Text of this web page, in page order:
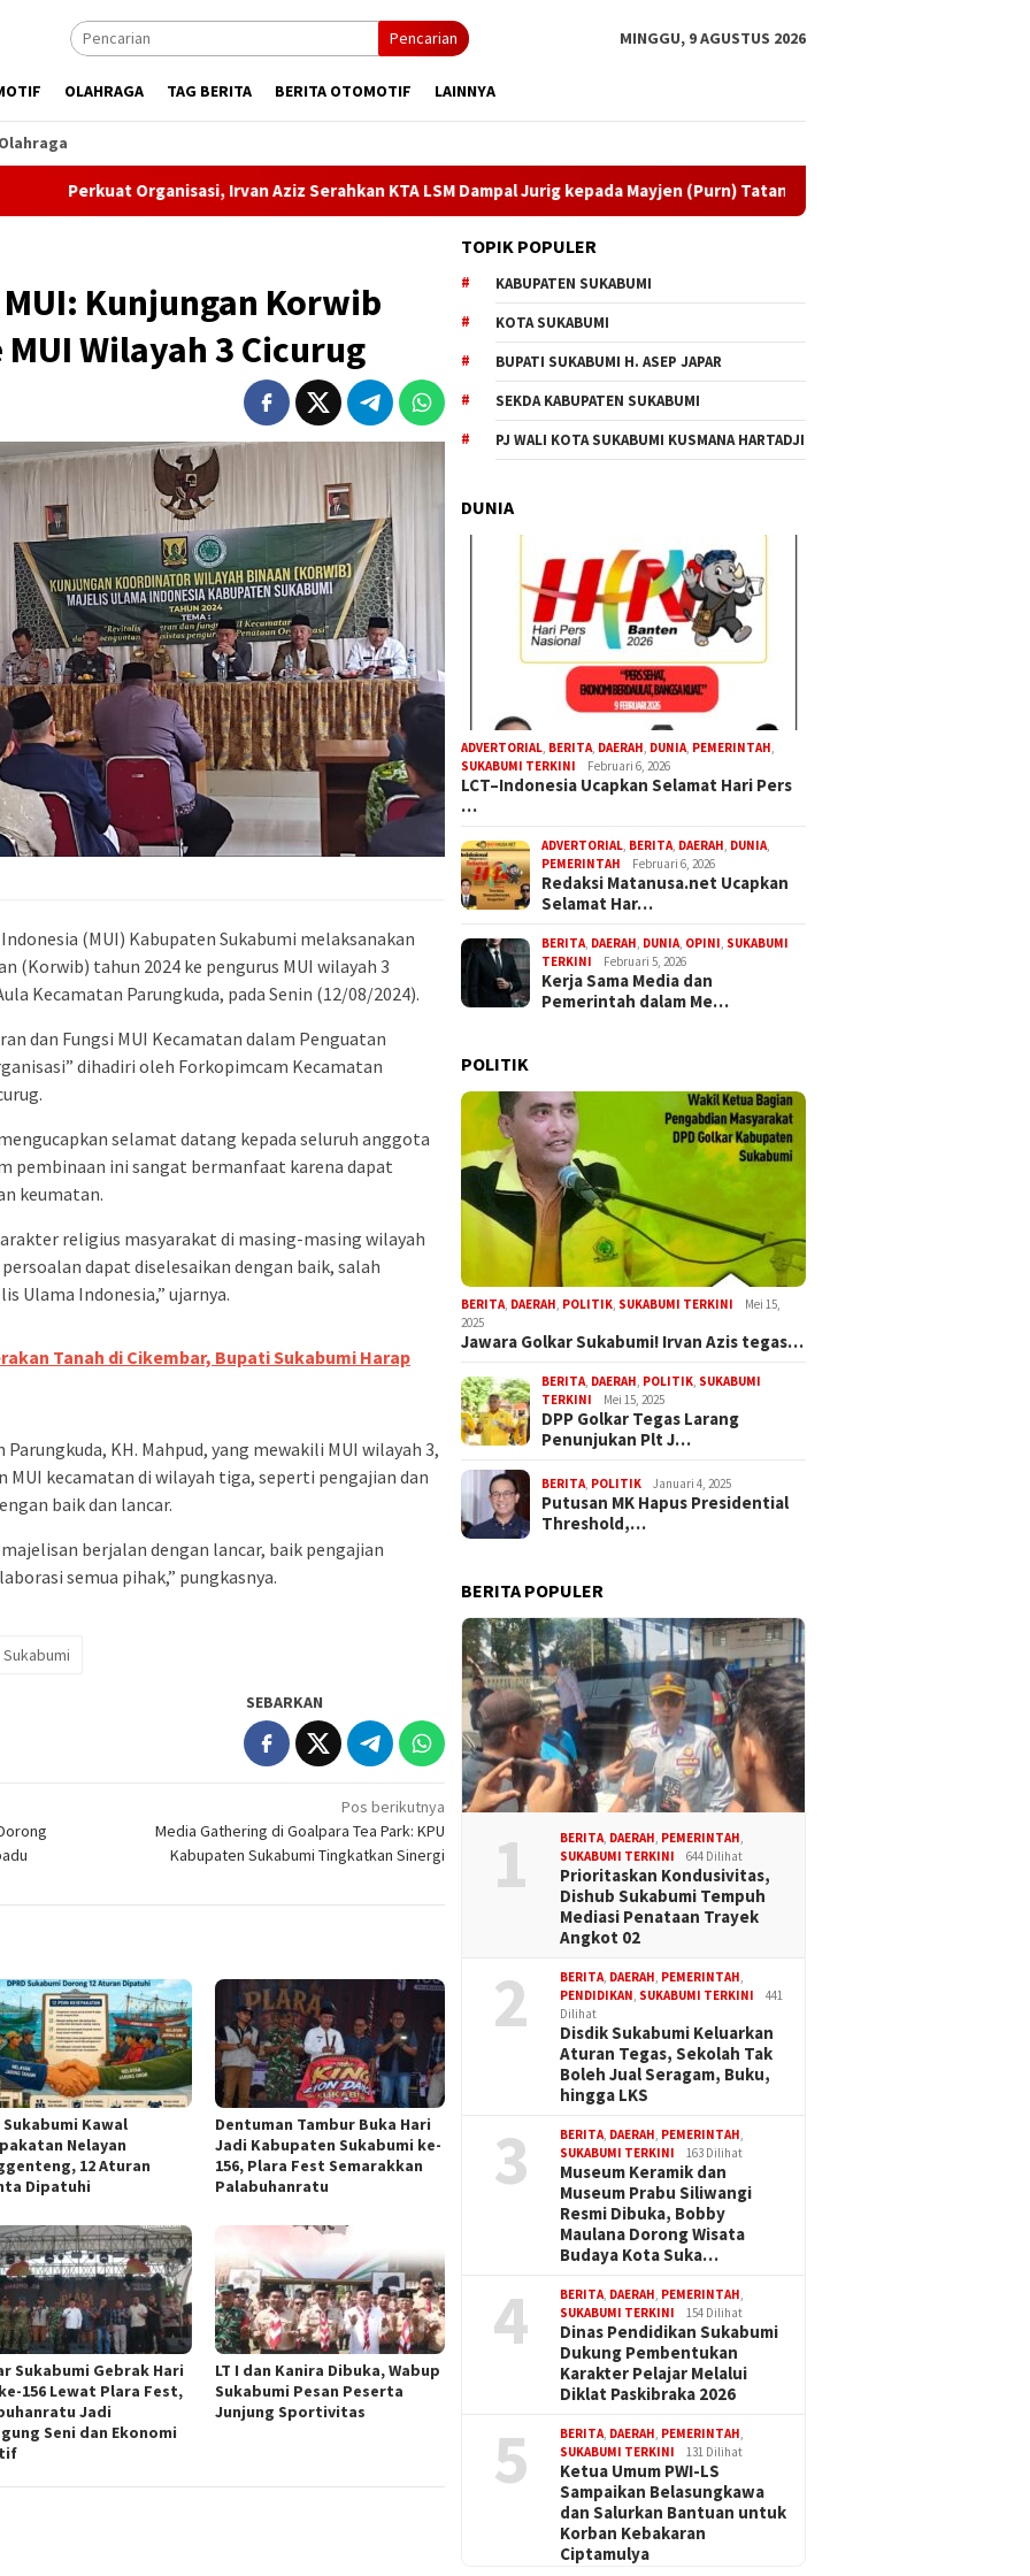
Pencarian MINGGU, 9 AGUSTUS 2026
OLAHRAGA TAG BERITA BERITA OTOMOTIF LAINNYA
Organisasi, Irvan Aziz Serahkan KTA LSM Dampal Jurig kepada Mayjen (Purn) Tatang Zaenudin
Kunjungan Korwib
Wilayah 3 Cicurug
(MUI) Kabupaten Sukabumi melaksanakan
(Korwib) tahun 2024 ke pengurus MUI wilayah 3
Kecamatan Parungkuda, pada Senin (12/08/2024).
dan Fungsi MUI Kecamatan dalam Penguatan
dihadiri oleh Forkopimcam Kecamatan
selamat datang kepada seluruh anggota
pembinaan ini sangat bermanfaat karena dapat
keumatan.
religius masyarakat di masing-masing wilayah
dapat diselesaikan dengan baik, salah
Ulama Indonesia,” ujarnya.
Tanah di Cikembar, Bupati Sukabumi Harap
KH. Mahpud, yang mewakili MUI wilayah 3,
kecamatan di wilayah tiga, seperti pengajian dan
baik dan lancar.
berjalan dengan lancar, baik pengajian
semua pihak,” pungkasnya.
SEBARKAN
Pos berikutnya
Media Gathering di Goalpara Tea Park: KPU
Kabupaten Sukabumi Tingkatkan Sinergi
Kawal
Nelayan
12 Aturan
Dipatuhi
Dentuman Tambur Buka Hari
Jadi Kabupaten Sukabumi ke-
156, Plara Fest Semarakkan
Palabuhanratu
Sukabumi Gebrak Hari
156 Lewat Plara Fest,
Jadi
Seni dan Ekonomi
LT I dan Kanira Dibuka, Wabup
Sukabumi Pesan Peserta
Junjung Sportivitas
TOPIK POPULER
KABUPATEN SUKABUMI
KOTA SUKABUMI
BUPATI SUKABUMI H. ASEP JAPAR
SEKDA KABUPATEN SUKABUMI
PJ WALI KOTA SUKABUMI KUSMANA HARTADJI
DUNIA
ADVERTORIAL BERITA DAERAH DUNIA PEMERINTAH
SUKABUMI TERKINI
Februari 6, 2026
LCT–Indonesia Ucapkan Selamat Hari Pers
…
ADVERTORIAL BERITA DAERAH DUNIA
PEMERINTAH
Februari 6, 2026
Redaksi Matanusa.net Ucapkan
Selamat Har…
BERITA DAERAH DUNIA OPINI SUKABUMI
TERKINI
Februari 5, 2026
Kerja Sama Media dan
Pemerintah dalam Me…
POLITIK
BERITA DAERAH POLITIK SUKABUMI TERKINI
Mei 15,
2025
Jawara Golkar Sukabumi! Irvan Azis tegas…
BERITA DAERAH POLITIK SUKABUMI
TERKINI
Mei 15, 2025
DPP Golkar Tegas Larang
Penunjukan Plt J…
BERITA POLITIK Januari 4, 2025
Putusan MK Hapus Presidential
Threshold,…
BERITA POPULER
1 BERITA, DAERAH, PEMERINTAH,
SUKABUMI TERKINI
644 Dilihat
Prioritaskan Kondusivitas,
Dishub Sukabumi Tempuh
Mediasi Penataan Trayek
Angkot 02
2 BERITA, DAERAH, PEMERINTAH,
PENDIDIKAN, SUKABUMI TERKINI
441
Dilihat
Disdik Sukabumi Keluarkan
Aturan Tegas, Sekolah Tak
Boleh Jual Seragam, Buku,
hingga LKS
3 BERITA, DAERAH, PEMERINTAH,
SUKABUMI TERKINI
163 Dilihat
Museum Keramik dan
Museum Prabu Siliwangi
Resmi Dibuka, Bobby
Maulana Dorong Wisata
Budaya Kota Suka…
4 BERITA, DAERAH, PEMERINTAH,
SUKABUMI TERKINI
154 Dilihat
Dinas Pendidikan Sukabumi
Dukung Pembentukan
Karakter Pelajar Melalui
Diklat Paskibraka 2026
5 BERITA, DAERAH, PEMERINTAH,
SUKABUMI TERKINI
131 Dilihat
Ketua Umum PWI-LS
Sampaikan Belasungkawa
dan Salurkan Bantuan untuk
Korban Kebakaran
Ciptamulya